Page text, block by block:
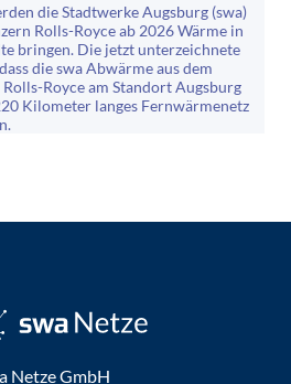
die Stadtwerke Augsburg (swa)
Rolls-Royce ab 2026 Wärme in
bringen. Die jetzt unterzeichnete
die swa Abwärme aus dem
Royce am Standort Augsburg
Kilometer langes Fernwärmenetz
Netze GmbH